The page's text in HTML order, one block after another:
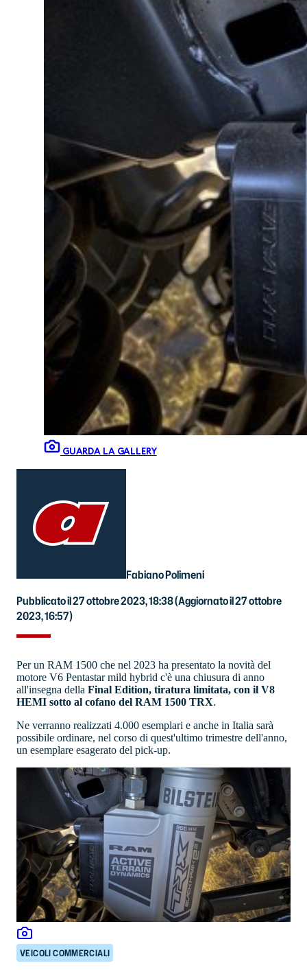
GUARDA LA GALLERY
Fabiano Polimeni
Pubblicato il 27 ottobre 2023, 18:38(Aggiornato il 27 ottobre
2023, 16:57)
Per un RAM 1500 che nel 2023 ha presentato la novità del
motore V6 Pentastar mild hybrid c'è una chiusura di anno
all'insegna della Final Edition, tiratura limitata, con il V8
HEMI sotto al cofano del RAM 1500 TRX.
Ne verranno realizzati 4.000 esemplari e anche in Italia sarà
possibile ordinare, nel corso di quest'ultimo trimestre dell'anno,
un esemplare esagerato del pick-up.
VEICOLI COMMERCIALI